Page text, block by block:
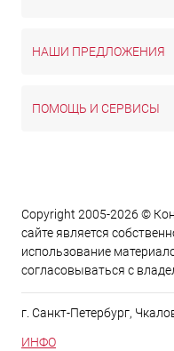
НАШИ ПРЕДЛОЖЕНИЯ
ПОМОЩЬ И СЕРВИСЫ
Copyright 2005-2026 ©
сайте является
использование
согласовываться с
г. Санкт-Петербург,
ИНФО